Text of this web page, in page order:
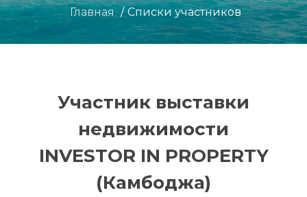
Главная Списки участников
Участник выставки
недвижимости
INVESTOR IN PROPERTY
(Камбоджа)